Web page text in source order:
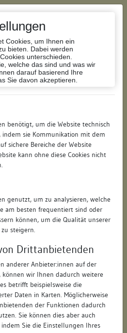
Cookies, um Ihnen ein
bieten. Dabei werden
unterschieden.
welche das sind und was wir
darauf basierend Ihre
Sie davon akzeptieren.
benötigt, um die Website technisch
indem sie Kommunikation mit dem
sichere Bereiche der Website
kann ohne diese Cookies nicht
genutzt, um zu analysieren, welche
am besten frequentiert sind oder
können, um die Qualität unserer
steigern.
Drittanbietenden
anderer Anbieter:innen auf der
können wir Ihnen dadurch weitere
betrifft beispielsweise die
Daten in Karten. Möglicherweise
der Funktionen dadurch
Sie können dies aber auch
Sie die Einstellungen Ihres
Restaurierung
04.05.2016
und Restaurierung
Als PDF herunterladen:
Marktplatz
1
74354
Besigheim
Stuttgart
Ludwigsburg (Landkreis)
8118007001